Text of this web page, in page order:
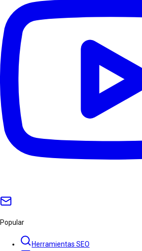
Popular
Herramientas SEO